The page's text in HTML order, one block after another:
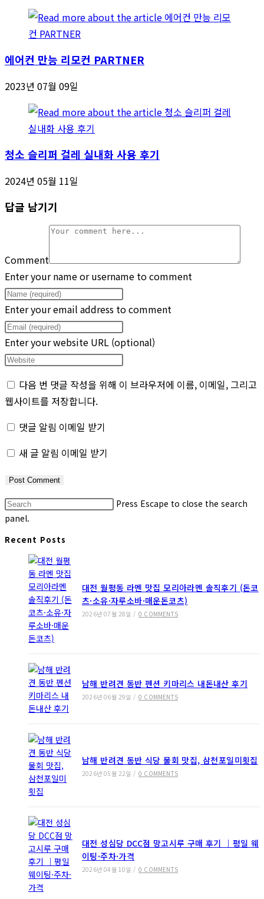
에어컨 만능 리모컨 PARTNER
2023년 07월 09일
청소 슬리퍼 걸레 실내화 사용 후기
2024년 05월 11일
답글 남기기
Comment
Enter your name or username to comment
Enter your email address to comment
Enter your website URL (optional)
다음 번 댓글 작성을 위해 이 브라우저에 이름, 이메일, 그리고
웹사이트를 저장합니다.
댓글 알림 이메일 받기
새 글 알림 이메일 받기
Press Escape to close the search
panel.
Recent Posts
대전 월평동 라멘 맛집 모리아라멘 솔직후기 (돈코
츠·소유·자루소바·매운돈코츠)
2026년 07월 28일 / 0 COMMENTS
남해 반려견 동반 펜션 키마리스 내돈내산 후기
2026년 06월 29일 / 0 COMMENTS
남해 반려견 동반 식당 물회 맛집, 삼천포일미횟집
2026년 05월 22일 / 0 COMMENTS
대전 성심당 DCC점 망고시루 구매 후기 ｜평일 웨
이팅·주차·가격
2026년 04월 10일 / 0 COMMENTS